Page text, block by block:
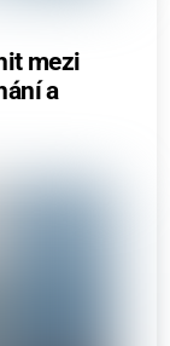
mezi
a